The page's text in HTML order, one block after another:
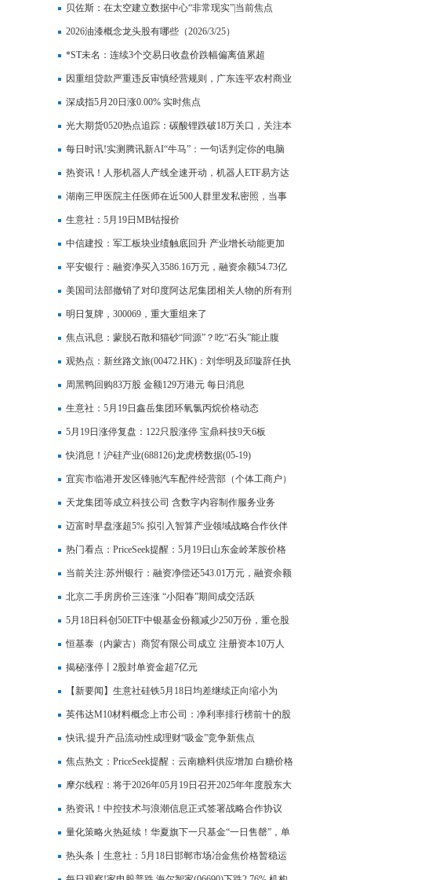
用发展持续加速
贝佐斯：在太空建立数据中心“非常现实”|当前焦点
2026油漆概念龙头股有哪些（2026/3/25）
*ST未名：连续3个交易日收盘价跌幅偏离值累超
12.40%|每日消息
因重组贷款严重违反审慎经营规则，广东连平农村商业
银行股份有限公司、广东连平农村商业银行股份有限公
司陂头支行及相关责任人员被罚款30万元和20万元
深成指5月20日涨0.00% 实时焦点
光大期货0520热点追踪：碳酸锂跌破18万关口，关注本
周库存数据调整_速看
每日时讯!实测腾讯新AI“牛马”：一句话判定你的电脑
能否畅玩黑神话
热资讯！人形机器人产线全速开动，机器人ETF易方达
（159530）持续“吸金”
湖南三甲医院主任医师在近500人群里发私密照，当事
人：系误发，没什么解释，群友：群成员多为专家学者
和文化领域名人，应该解释或道歉|焦点资讯
生意社：5月19日MB钴报价
中信建投：军工板块业绩触底回升 产业增长动能更加
多元和可持续|新资讯
平安银行：融资净买入3586.16万元，融资余额54.73亿
元-即时
美国司法部撤销了对印度阿达尼集团相关人物的所有刑
事指控
明日复牌，300069，重大重组来了
焦点讯息：蒙脱石散和猫砂“同源”？吃“石头”能止腹
泻？
观热点：新丝路文旅(00472.HK)：刘华明及邱璇辞任执
行董事
周黑鸭回购83万股 金额129万港元 每日消息
生意社：5月19日鑫岳集团环氧氯丙烷价格动态
5月19日涨停复盘：122只股涨停 宝鼎科技9天6板
快消息！沪硅产业(688126)龙虎榜数据(05-19)
宜宾市临港开发区锋驰汽车配件经营部（个体工商户）
成立 注册资本3万人民币_今日看点
天龙集团等成立科技公司 含数字内容制作服务业务
迈富时早盘涨超5% 拟引入智算产业领域战略合作伙伴
夯实算力基座|每日报道
热门看点：PriceSeek提醒：5月19日山东金岭苯胺价格
下调
当前关注:苏州银行：融资净偿还543.01万元，融资余额
8.92亿元
北京二手房房价三连涨 “小阳春”期间成交活跃
5月18日科创50ETF中银基金份额减少250万份，重仓股
寒武纪、海光信息、中芯国际
恒基泰（内蒙古）商贸有限公司成立 注册资本10万人
民币-今日报
揭秘涨停丨2股封单资金超7亿元
【新要闻】生意社硅铁5月18日均差继续正向缩小为
7.42元/吨
英伟达M10材料概念上市公司：净利率排行榜前十的股
票一览（第一季度）_焦点日报
快讯:提升产品流动性成理财“吸金”竞争新焦点
焦点热文：PriceSeek提醒：云南糖料供应增加 白糖价格
承压
摩尔线程：将于2026年05月19日召开2025年年度股东大
会
热资讯！中控技术与浪潮信息正式签署战略合作协议
量化策略火热延续！华夏旗下一只基金“一日售罄”，单
日吸金超150亿元
热头条丨生意社：5月18日邯郸市场冶金焦价格暂稳运